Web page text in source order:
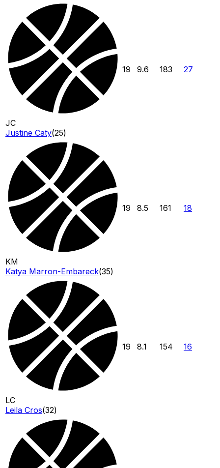
JC
Justine Caty(25)
19 9.6 183 27
KM
Katya Marron-Embareck(35)
19 8.5 161 18
LC
Leila Cros(32)
19 8.1 154 16